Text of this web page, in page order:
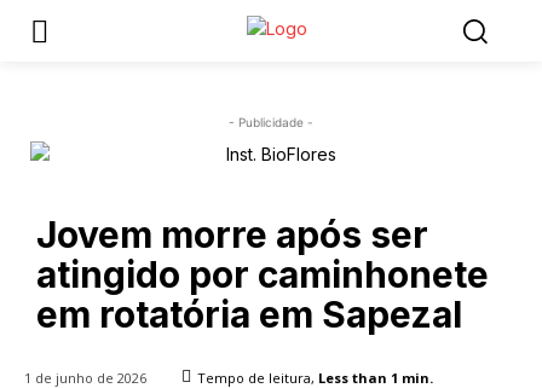
- Publicidade -
Jovem morre após ser
atingido por caminhonete
em rotatória em Sapezal
1 de junho de 2026 Tempo de leitura, Less than 1 min.